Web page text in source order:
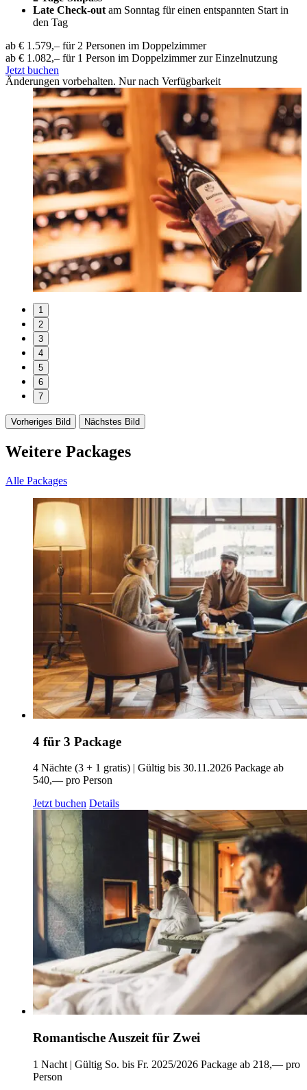
Late Check-out am Sonntag für einen entspannten Start in
den Tag
ab € 1.579,– für 2 Personen im Doppelzimmer
ab € 1.082,– für 1 Person im Doppelzimmer zur Einzelnutzung
Änderungen vorbehalten. Nur nach Verfügbarkeit
Jetzt buchen
1
2
3
4
5
6
7
Vorheriges Bild Nächstes Bild
Weitere Packages
Alle Packages
4 für 3 Package
4 Nächte (3 + 1 gratis) | Gültig bis 30.11.2026 Package ab
540,— pro Person
Jetzt buchen Details
Romantische Auszeit für Zwei
1 Nacht | Gültig So. bis Fr. 2025/2026 Package ab 218,— pro
Person